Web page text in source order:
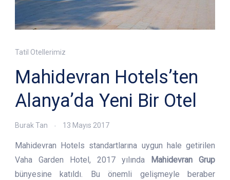
Tatil Otellerimiz
Mahidevran Hotels’ten
Alanya’da Yeni Bir Otel
Burak Tan 13 Mayıs 2017
Mahidevran Hotels standartlarına uygun hale getirilen
Vaha Garden Hotel, 2017 yılında
Mahidevran Grup
bünyesine katıldı. Bu önemli gelişmeyle beraber